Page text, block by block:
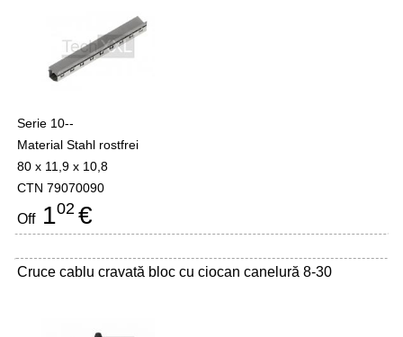
Serie 10--
Material Stahl rostfrei
80 x 11,9 x 10,8
CTN 79070090
Off102 €
Cruce cablu cravată bloc cu ciocan canelură 8-30